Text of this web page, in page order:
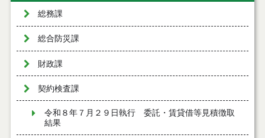
総務課
総合防災課
財政課
契約検査課
令和８年７月２９日執行 委託・賃貸借等見積徴取
結果